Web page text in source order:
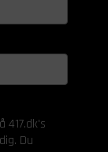
417.dk's
Du